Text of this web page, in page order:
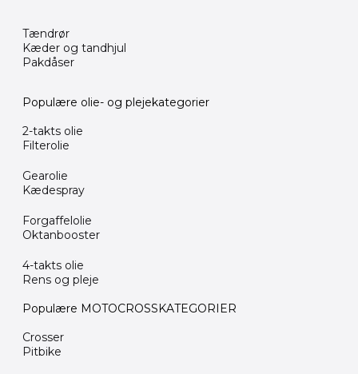
Tændrør
Kæder og tandhjul
Pakdåser
Populære olie- og plejekategorier
2-takts olie
Filterolie
Gearolie
Kædespray
Forgaffelolie
Oktanbooster
4-takts olie
Rens og pleje
Populære MOTOCROSSKATEGORIER
Crosser
Pitbike